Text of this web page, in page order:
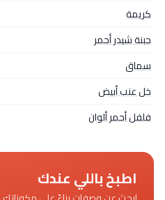
كريمة
جبنة شيدر أحمر
سماق
خل عنب أبيض
فلفل أحمر ألوان
اطبخ باللي عندك